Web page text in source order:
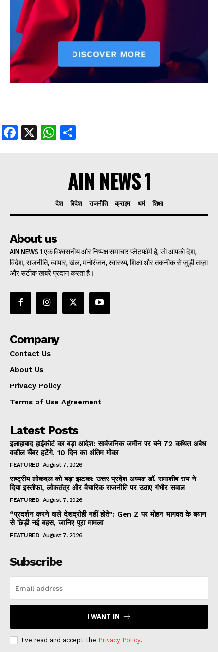
Facebook
X WhatsApp
AIN NEWS 1
देश विदेश राजनीति क्राइम धर्म शिक्षा
About us
AIN NEWS 1 एक विश्वसनीय और निष्पक्ष समाचार प्लेटफॉर्म है, जो आपको देश,
विदेश, राजनीति, व्यापार, खेल, मनोरंजन, स्वास्थ्य, शिक्षा और तकनीक से जुड़ी ताज़ा
और सटीक खबरें प्रदान करता है।
Company
Contact Us
About Us
Privacy Policy
Terms of Use Agreement
Latest Posts
इलाहाबाद हाईकोर्ट का बड़ा आदेश: सार्वजनिक जमीन पर बने 72 कथित अवैध
वकील चैंबर हटेंगे, 10 दिन का अंतिम मौका
FEATURED August 7, 2026
राष्ट्रीय लोकदल को बड़ा झटका: उत्तर प्रदेश अध्यक्ष डॉ. रामाशीष राय ने
दिया इस्तीफा, लोकतंत्र और वैचारिक राजनीति पर उठाए गंभीर सवाल
FEATURED August 7, 2026
“प्रदर्शन करने वाले देशद्रोही नहीं होते”: Gen Z पर मोहन भागवत के बयान
से छिड़ी नई बहस, जानिए पूरा मामला
FEATURED August 7, 2026
Subscribe
I WANT IN
I've read and accept the Privacy Policy.